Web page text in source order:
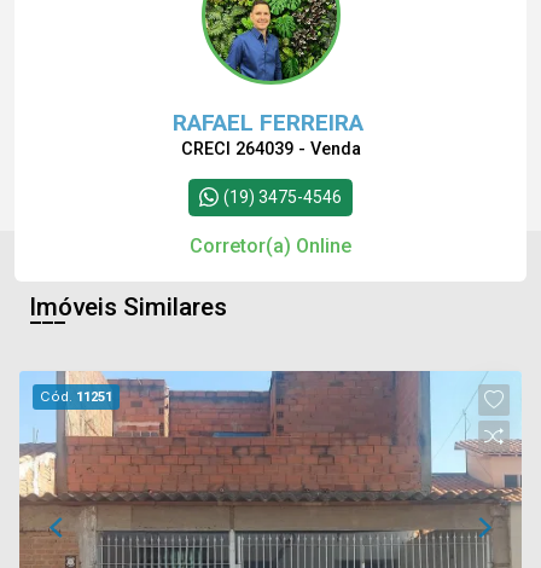
RAFAEL FERREIRA
CRECI 264039 - Venda
(19) 3475-4546
Corretor(a) Online
Imóveis Similares
Cód. 11251